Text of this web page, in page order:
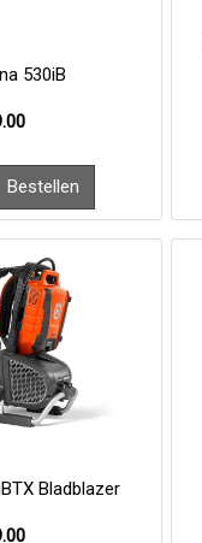
530iB
Bladblazer